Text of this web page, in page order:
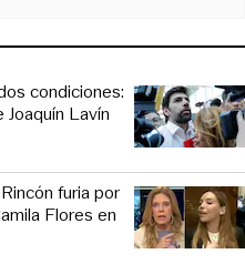
condiciones:
Lavín
furia por
Flores en